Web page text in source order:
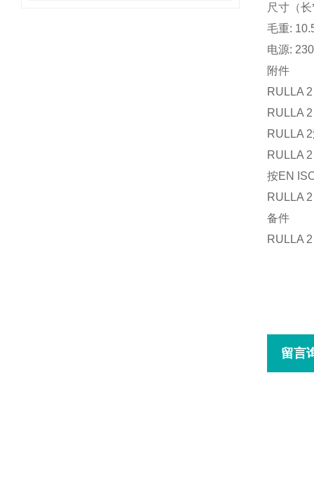
尺寸（
毛重:
电源:
附件
RULLA
RULLA
RULLA
RULLA
按EN
RULLA
备件
RULLA
留言